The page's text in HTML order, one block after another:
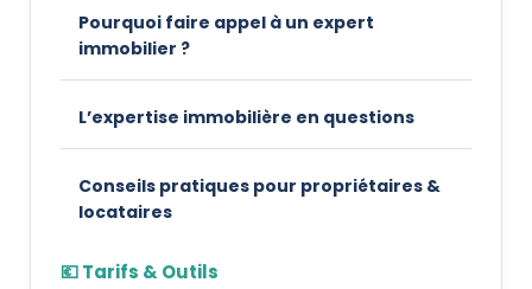
Pourquoi faire appel à un expert
immobilier ?
L’expertise immobilière en questions
Conseils pratiques pour propriétaires &
locataires
💶 Tarifs & Outils